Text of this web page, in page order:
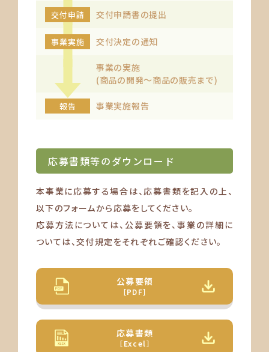
交付申請 交付申請書の提出
事業実施 交付決定の通知
事業の実施
(商品の開発～商品の販売まで)
報告 事業実施報告
応募書類等のダウンロード
本事業に応募する場合は、応募書類を記入の上、
以下のフォームから応募をしてください。
応募方法については、公募要領を、事業の詳細に
ついては、交付規定をそれぞれご確認ください。
公募要領
［PDF］
応募書類
［Excel］